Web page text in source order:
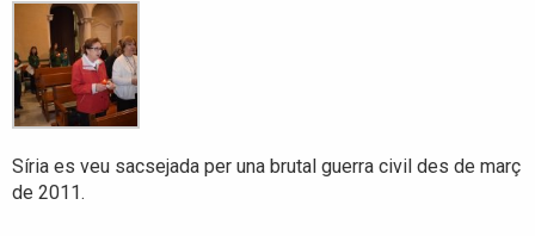
Síria es veu sacsejada per una brutal guerra civil des de març
de 2011.